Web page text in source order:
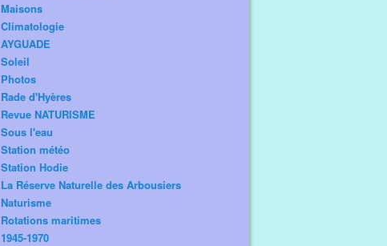
Maisons
Climatologie
AYGUADE
Soleil
Photos
Rade d'Hyères
Revue NATURISME
Sous l'eau
Station météo
Station Hodie
La Réserve Naturelle des Arbousiers
Naturisme
Rotations maritimes
1945-1970